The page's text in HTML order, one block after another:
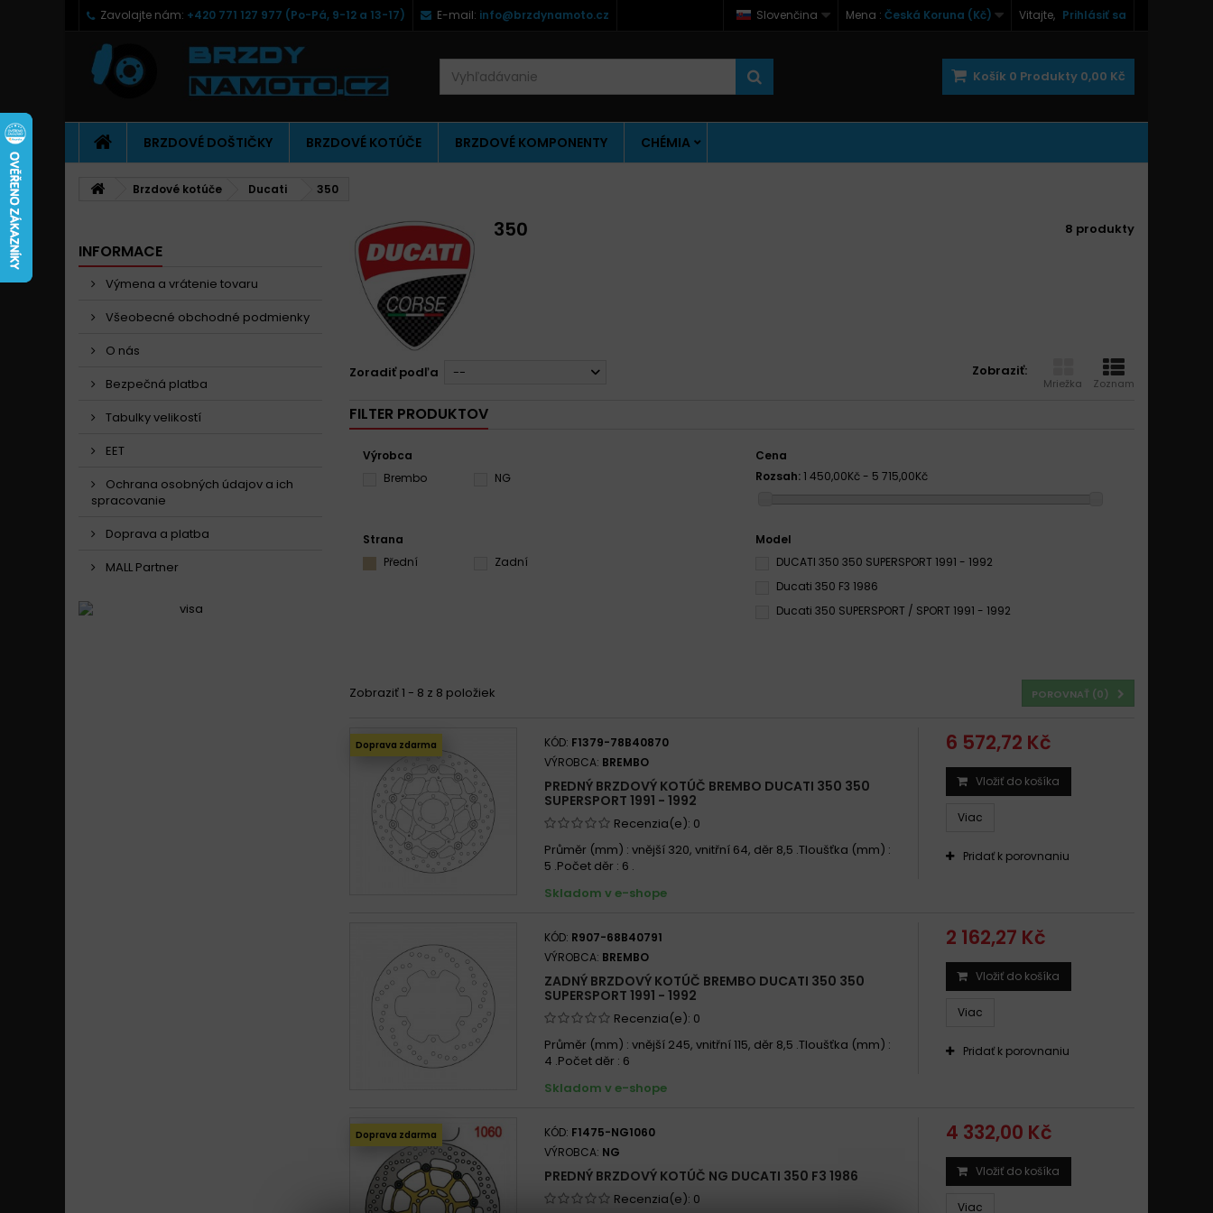
Vitajte, Prihlásiť sa
Mena : Česká Koruna (Kč)
Slovenčina
Zavolajte nám: +420 771 127 977 (Po-Pá, 9-12 a 13-17) E-mail: info@brzdynamoto.cz
Košík 0 Produkty 0,00 Kč
BRZDOVÉ DOŠTIČKY BRZDOVÉ KOTÚČE BRZDOVÉ KOMPONENTY CHÉMIA
Brzdové kotúče Ducati 350
INFORMACE
Výmena a vrátenie tovaru
Všeobecné obchodné podmienky
O nás
Bezpečná platba
Tabulky velikostí
EET
Ochrana osobných údajov a ich
spracovanie
Doprava a platba
MALL Partner
350 8 produkty
Zobraziť:
Mriežka Zoznam
Zoradiť podľa --
FILTER PRODUKTOV
Výrobca
Brembo
NG
Cena
Rozsah: 1 450,00Kč - 5 715,00Kč
Strana
Přední
Zadní
Model
DUCATI 350 350 SUPERSPORT 1991 - 1992
Ducati 350 F3 1986
Ducati 350 SUPERSPORT / SPORT 1991 - 1992
POROVNAŤ (0)
Zobraziť 1 - 8 z 8 položiek
Doprava zdarma KÓD: F1379-78B40870
VÝROBCA: BREMBO
PREDNÝ BRZDOVÝ KOTÚČ BREMBO DUCATI 350 350
SUPERSPORT 1991 - 1992
Recenzia(e): 0
Průměr (mm) : vnější 320, vnitřní 64, děr 8,5 .Tloušťka (mm) :
5 .Počet děr : 6 .
Skladom v e-shope
6 572,72 Kč
Vložiť do košíka
Viac
Pridať k porovnaniu
KÓD: R907-68B40791
VÝROBCA: BREMBO
ZADNÝ BRZDOVÝ KOTÚČ BREMBO DUCATI 350 350
SUPERSPORT 1991 - 1992
Recenzia(e): 0
Průměr (mm) : vnější 245, vnitřní 115, děr 8,5 .Tloušťka (mm) :
4 .Počet děr : 6
Skladom v e-shope
2 162,27 Kč
Vložiť do košíka
Viac
Pridať k porovnaniu
Doprava zdarma KÓD: F1475-NG1060
VÝROBCA: NG
PREDNÝ BRZDOVÝ KOTÚČ NG DUCATI 350 F3 1986
Recenzia(e): 0
4 332,00 Kč
Vložiť do košíka
Viac